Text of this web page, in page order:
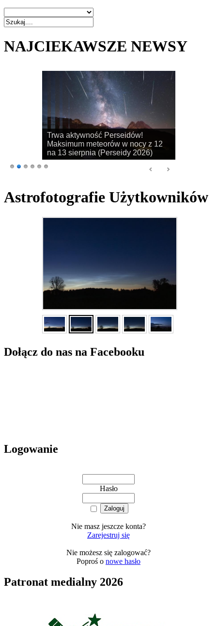
NAJCIEKAWSZE NEWSY
Rozpoczyna się sezon na
obserwacje obłoków srebrzystych!
Astrofotografie Użytkowników
Dołącz do nas na Facebooku
Logowanie
Hasło
Nie masz jeszcze konta?
Zarejestruj się
Nie możesz się zalogować?
Poproś o nowe hasło
Patronat medialny 2026